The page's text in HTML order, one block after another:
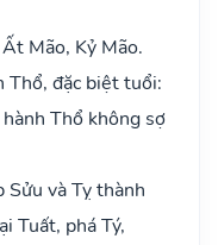
Mão, Kỷ Mão.
Thổ, đặc biệt tuổi:
Thổ không sợ
Sửu và Tỵ thành
Tuất, phá Tý,